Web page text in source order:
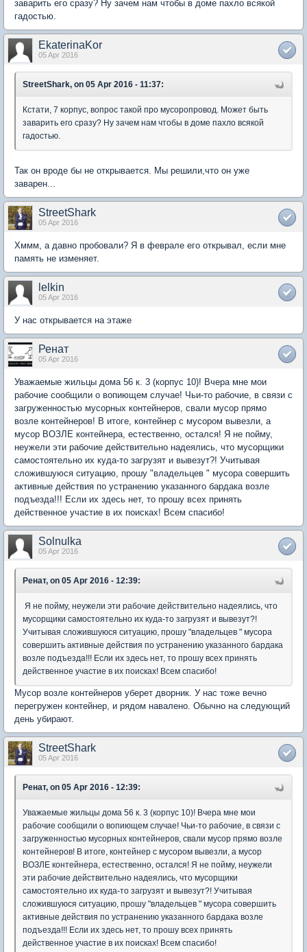
заварить его сразу? Ну зачем нам чтобы в доме пахло всякой
гадостью.
EkaterinaKor
05 Apr 2016
StreetShark, on 05 Apr 2016 - 11:37:
Кстати, 7 корпус, вопрос такой про мусоропровод. Может быть
заварить его сразу? Ну зачем нам чтобы в доме пахло всякой
гадостью.
Так он вроде бы не открывается. Мы решили,что он уже
заварен...
StreetShark
05 Apr 2016
Хммм, а давно пробовали? Я в феврале его открывал, если мне
память не изменяет.
lelkin
05 Apr 2016
У нас открывается на этаже
Ренат
05 Apr 2016
Уважаемые жильцы дома 56 к. 3 (корпус 10)! Вчера мне мои
рабочие сообщили о вопиющем случае! Чьи-то рабочие, в связи с
загруженностью мусорных контейнеров, свали мусор прямо
возле контейнеров! В итоге, контейнер с мусором вывезли, а
мусор ВОЗЛЕ контейнера, естественно, остался! Я не пойму,
неужели эти рабочие действительно надеялись, что мусорщики
самостоятельно их куда-то загрузят и вывезут?! Учитывая
сложившуюся ситуацию, прошу "владельцев " мусора совершить
активные действия по устранению указанного бардака возле
подъезда!!! Если их здесь нет, то прошу всех принять
действенное участие в их поисках! Всем спасибо!
Solnulka
05 Apr 2016
Ренат, on 05 Apr 2016 - 12:39:
Я не пойму, неужели эти рабочие действительно надеялись, что
мусорщики самостоятельно их куда-то загрузят и вывезут?!
Учитывая сложившуюся ситуацию, прошу "владельцев " мусора
совершить активные действия по устранению указанного бардака
возле подъезда!!! Если их здесь нет, то прошу всех принять
действенное участие в их поисках! Всем спасибо!
Мусор возле контейнеров уберет дворник. У нас тоже вечно
перегружен контейнер, и рядом навалено. Обычно на следующий
день убирают.
StreetShark
05 Apr 2016
Ренат, on 05 Apr 2016 - 12:39:
Уважаемые жильцы дома 56 к. 3 (корпус 10)! Вчера мне мои
рабочие сообщили о вопиющем случае! Чьи-то рабочие, в связи с
загруженностью мусорных контейнеров, свали мусор прямо возле
контейнеров! В итоге, контейнер с мусором вывезли, а мусор
ВОЗЛЕ контейнера, естественно, остался! Я не пойму, неужели
эти рабочие действительно надеялись, что мусорщики
самостоятельно их куда-то загрузят и вывезут?! Учитывая
сложившуюся ситуацию, прошу "владельцев " мусора совершить
активные действия по устранению указанного бардака возле
подъезда!!! Если их здесь нет, то прошу всех принять
действенное участие в их поисках! Всем спасибо!